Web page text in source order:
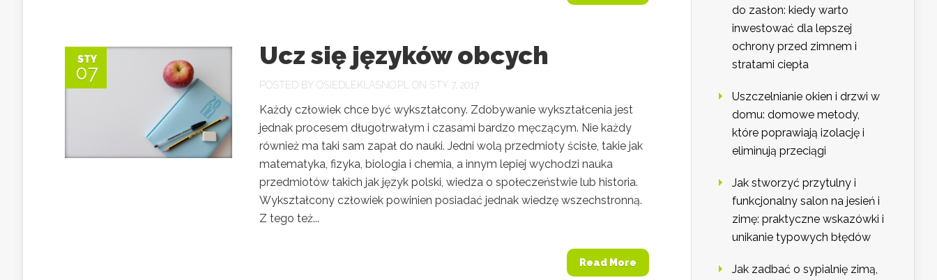
STY
07
Ucz się języków obcych
POSTED BY OSIEDLEKLASNO.PL ON STY 7, 2017
Każdy człowiek chce być wykształcony. Zdobywanie wykształcenia jest
jednak procesem długotrwałym i czasami bardzo męczącym. Nie każdy
również ma taki sam zapał do nauki. Jedni wolą przedmioty ścisłe, takie jak
matematyka, fizyka, biologia i chemia, a innym lepiej wychodzi nauka
przedmiotów takich jak język polski, wiedza o społeczeństwie lub historia.
Wykształcony człowiek powinien posiadać jednak wiedzę wszechstronną.
Z tego też...
Read More
do zasłon: kiedy warto
inwestować dla lepszej
ochrony przed zimnem i
stratami ciepła
Uszczelnianie okien i drzwi w
domu: domowe metody,
które poprawiają izolację i
eliminują przeciągi
Jak stworzyć przytulny i
funkcjonalny salon na jesień i
zimę: praktyczne wskazówki i
unikanie typowych błędów
Jak zadbać o sypialnię zimą,